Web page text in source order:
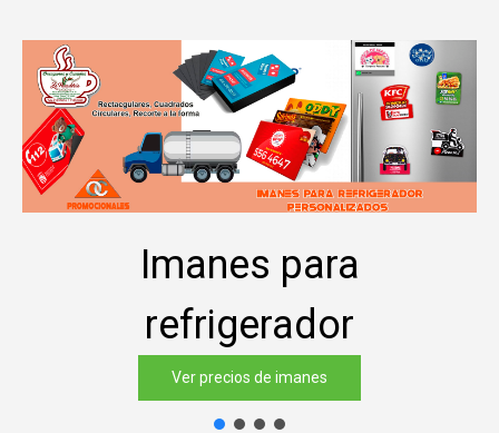
Imanes para
refrigerador
Ver precios de imanes